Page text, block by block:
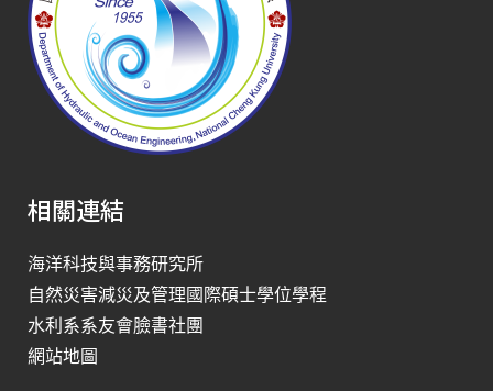
相關連結
海洋科技與事務研究所
自然災害減災及管理國際碩士學位學程
水利系系友會臉書社團
網站地圖